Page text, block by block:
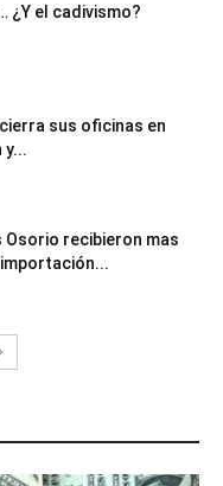
¿Y el cadivismo?
sus oficinas en
y...
Osorio recibieron mas